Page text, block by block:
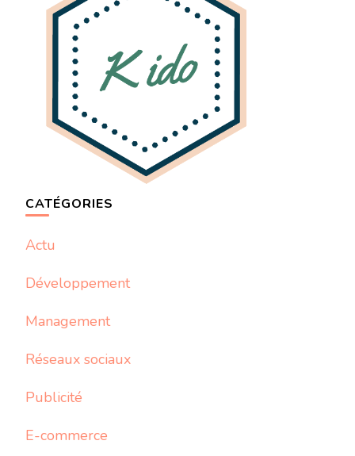
CATÉGORIES
Actu
Développement
Management
Réseaux sociaux
Publicité
E-commerce